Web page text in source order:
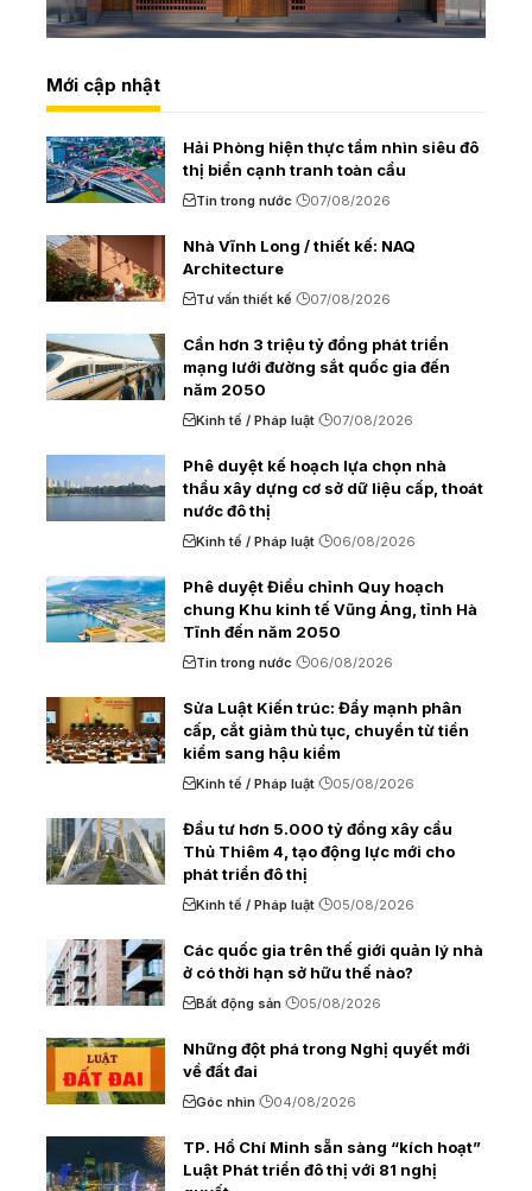
Mới cập nhật
Hải Phòng hiện thực tầm nhìn siêu đô
thị biển cạnh tranh toàn cầu
Tin trong nước 07/08/2026
Nhà Vĩnh Long / thiết kế: NAQ
Architecture
Tư vấn thiết kế 07/08/2026
Cần hơn 3 triệu tỷ đồng phát triển
mạng lưới đường sắt quốc gia đến
năm 2050
Kinh tế / Pháp luật 07/08/2026
Phê duyệt kế hoạch lựa chọn nhà
thầu xây dựng cơ sở dữ liệu cấp, thoát
nước đô thị
Kinh tế / Pháp luật 06/08/2026
Phê duyệt Điều chỉnh Quy hoạch
chung Khu kinh tế Vũng Áng, tỉnh Hà
Tĩnh đến năm 2050
Tin trong nước 06/08/2026
Sửa Luật Kiến trúc: Đẩy mạnh phân
cấp, cắt giảm thủ tục, chuyển từ tiền
kiểm sang hậu kiểm
Kinh tế / Pháp luật 05/08/2026
Đầu tư hơn 5.000 tỷ đồng xây cầu
Thủ Thiêm 4, tạo động lực mới cho
phát triển đô thị
Kinh tế / Pháp luật 05/08/2026
Các quốc gia trên thế giới quản lý nhà
ở có thời hạn sở hữu thế nào?
Bất động sản 05/08/2026
Những đột phá trong Nghị quyết mới
về đất đai
Góc nhìn 04/08/2026
TP. Hồ Chí Minh sẵn sàng “kích hoạt”
Luật Phát triển đô thị với 81 nghị